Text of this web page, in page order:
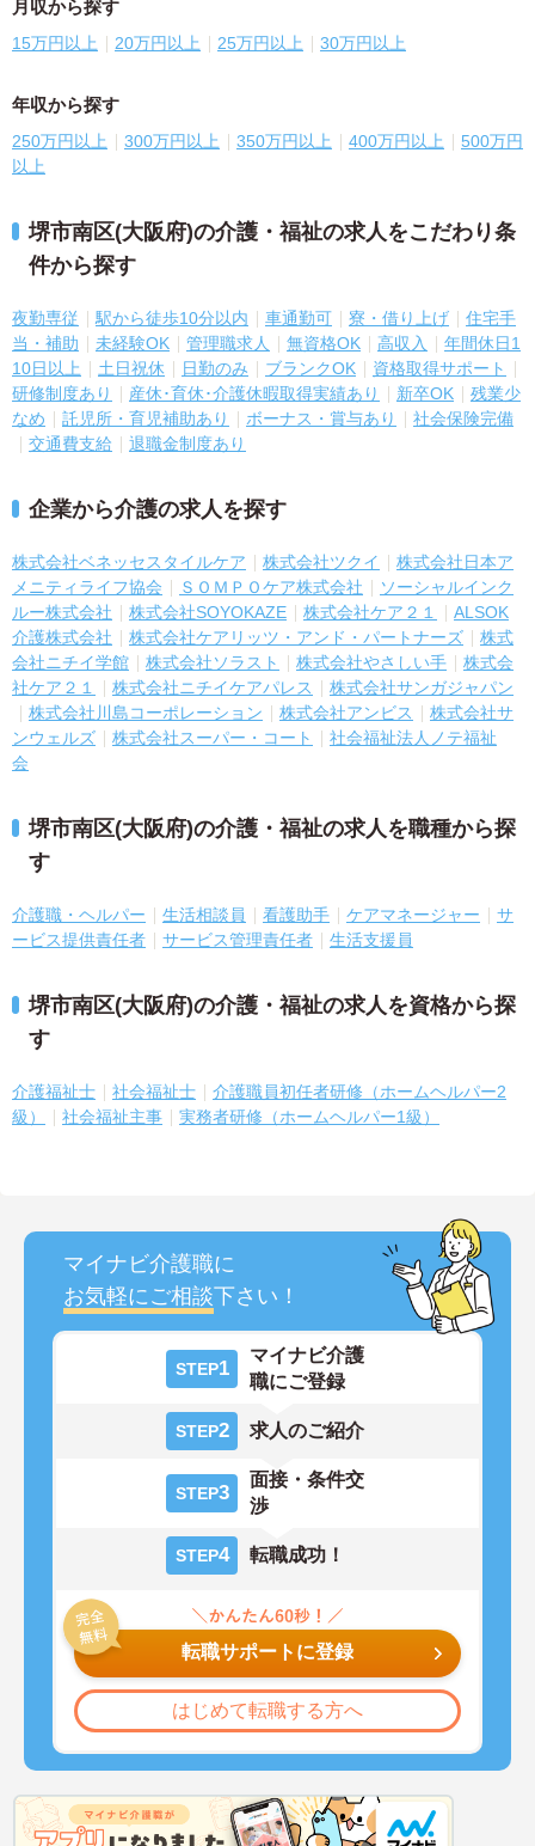
月収から探す
15万円以上 20万円以上 25万円以上 30万円以上
年収から探す
250万円以上 300万円以上 350万円以上 400万円以上
500万円
以上
堺市南区(大阪府)の介護・福祉の求人をこだわり条
件から探す
夜勤専従 駅から徒歩10分以内 車通勤可 寮・借り上げ
住宅手
当・補助
未経験OK 管理職求人 無資格OK 高収入
年間休日1
10日以上
土日祝休 日勤のみ ブランクOK
資格取得サポート
研修制度あり
産休･育休･介護休暇取得実績あり 新卒OK
残業少
なめ
託児所・育児補助あり ボーナス・賞与あり
社会保険完備
交通費支給
退職金制度あり
企業から介護の求人を探す
株式会社ベネッセスタイルケア 株式会社ツクイ
株式会社日本ア
メニティライフ協会
ＳＯＭＰＯケア株式会社
ソーシャルインク
ルー株式会社
株式会社SOYOKAZE 株式会社ケア２１
ALSOK
介護株式会社
株式会社ケアリッツ・アンド・パートナーズ
株式
会社ニチイ学館
株式会社ソラスト 株式会社やさしい手
株式会
社ケア２１
株式会社ニチイケアパレス
株式会社サンガジャパン
株式会社川島コーポレーション
株式会社アンビス
株式会社サ
ンウェルズ
株式会社スーパー・コート
社会福祉法人ノテ福祉
会
堺市南区(大阪府)の介護・福祉の求人を職種から探
す
介護職・ヘルパー 生活相談員 看護助手 ケアマネージャー
サ
ービス提供責任者
サービス管理責任者 生活支援員
堺市南区(大阪府)の介護・福祉の求人を資格から探
す
介護福祉士 社会福祉士
介護職員初任者研修（ホームヘルパー2
級）
社会福祉主事 実務者研修（ホームヘルパー1級）
マイナビ介護職に
お気軽にご相談下さい！
STEP1
マイナビ介護
職にご登録
STEP2 求人のご紹介
STEP3
面接・条件交
渉
STEP4 転職成功！
転職サポートに登録
はじめて転職する方へ